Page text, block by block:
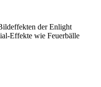
der Enlight
Effekte wie Feuerbälle